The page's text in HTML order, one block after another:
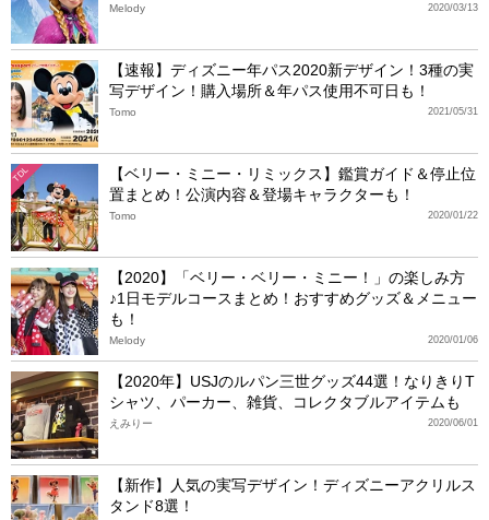
2020/03/13
Melody
【速報】ディズニー年パス2020新デザイン！3種の実
写デザイン！購入場所＆年パス使用不可日も！
2021/05/31
Tomo
TDL
【ベリー・ミニー・リミックス】鑑賞ガイド＆停止位
置まとめ！公演内容＆登場キャラクターも！
2020/01/22
Tomo
【2020】「ベリー・ベリー・ミニー！」の楽しみ方
♪1日モデルコースまとめ！おすすめグッズ＆メニュー
も！
2020/01/06
Melody
【2020年】USJのルパン三世グッズ44選！なりきりT
シャツ、パーカー、雑貨、コレクタブルアイテムも
2020/06/01
えみりー
【新作】人気の実写デザイン！ディズニーアクリルス
タンド8選！